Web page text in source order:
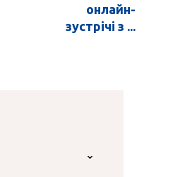
онлайн-
зустрічі з ...